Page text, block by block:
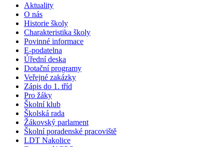
Aktuality
O nás
Historie školy
Charakteristika školy
Povinné informace
E-podatelna
Úřední deska
Dotační programy
Veřejné zakázky
Zápis do 1. tříd
Pro žáky
Školní klub
Školská rada
Žákovský parlament
Školní poradenské pracoviště
LDT Nakolice